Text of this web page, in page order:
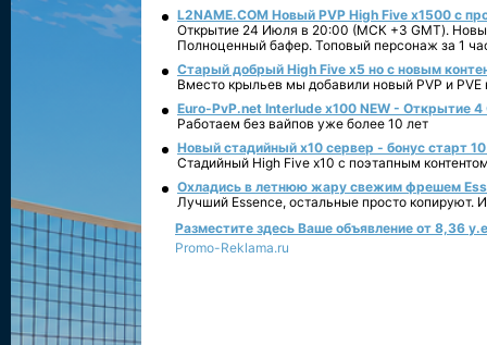
L2NAME.COM Новый PVP High Five x1500 с
Открытие 24 Июля в 20:00 (МСК +3 GMT).
Полноценный бафер. Топовый персонаж за 1
Старый добрый High Five x5 но с новым
Вместо крыльев мы добавили новый PVP и PVE
Euro-PvP.net Interlude х100 NEW - Открытие 4
Работаем без вайпов уже более 10 лет
Новый стадийный х10 сервер - бонус старт
Стадийный High Five x10 с поэтапным
Охладись в летнюю жару свежим фрешем
Лучший Essence, остальные просто копируют.
Разместите здесь Ваше объявление от 8,36
Promo-Reklama.ru